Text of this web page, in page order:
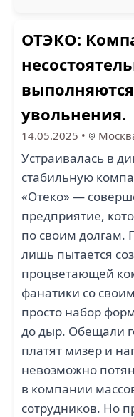
ОТЭКО:
увольнения.
14.05.2025 •
Устраивалась в
стабильную
«Отеко» —
предприятие,
по своим долгам.
лишь пытается
процветающей
фанатики со
просто набор
до дыр. Обещали
платят мизер и
невозможно
в компании
сотрудников. Но